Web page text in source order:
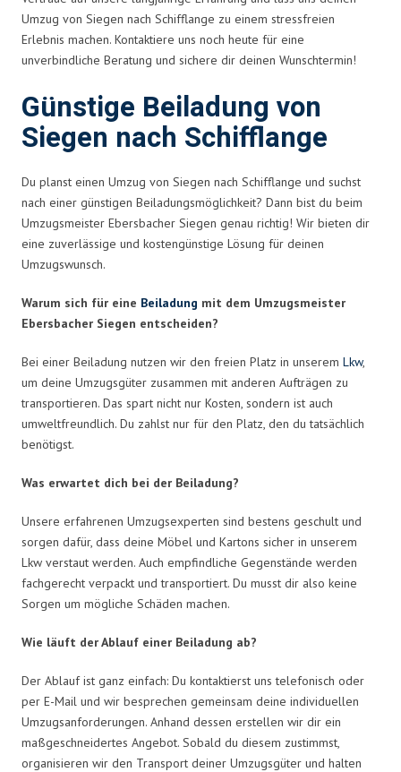
Umzug von Siegen nach Schifflange zu einem stressfreien
Erlebnis machen. Kontaktiere uns noch heute für eine
unverbindliche Beratung und sichere dir deinen Wunschtermin!
Günstige Beiladung von
Siegen nach Schifflange
Du planst einen Umzug von Siegen nach Schifflange und suchst
nach einer günstigen Beiladungsmöglichkeit? Dann bist du beim
Umzugsmeister Ebersbacher Siegen genau richtig! Wir bieten dir
eine zuverlässige und kostengünstige Lösung für deinen
Umzugswunsch.
Warum sich für eine Beiladung mit dem Umzugsmeister
Ebersbacher Siegen entscheiden?
Bei einer Beiladung nutzen wir den freien Platz in unserem Lkw,
um deine Umzugsgüter zusammen mit anderen Aufträgen zu
transportieren. Das spart nicht nur Kosten, sondern ist auch
umweltfreundlich. Du zahlst nur für den Platz, den du tatsächlich
benötigst.
Was erwartet dich bei der Beiladung?
Unsere erfahrenen Umzugsexperten sind bestens geschult und
sorgen dafür, dass deine Möbel und Kartons sicher in unserem
Lkw verstaut werden. Auch empfindliche Gegenstände werden
fachgerecht verpackt und transportiert. Du musst dir also keine
Sorgen um mögliche Schäden machen.
Wie läuft der Ablauf einer Beiladung ab?
Der Ablauf ist ganz einfach: Du kontaktierst uns telefonisch oder
per E-Mail und wir besprechen gemeinsam deine individuellen
Umzugsanforderungen. Anhand dessen erstellen wir dir ein
maßgeschneidertes Angebot. Sobald du diesem zustimmst,
organisieren wir den Transport deiner Umzugsgüter und halten